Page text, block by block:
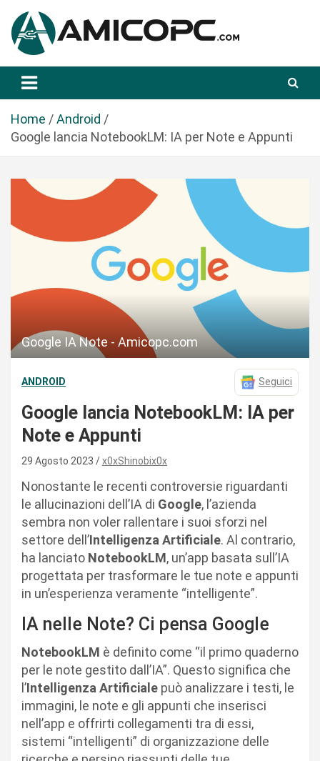
a
Amicopc.com
Home
Android
Google lancia NotebookLM: IA per Note e Appunti
Google IA Note - Amicopc.com
ANDROID Seguici
Google lancia NotebookLM: IA per
Note e Appunti
29 Agosto 2023 x0xShinobix0x
Nonostante le recenti controversie riguardanti
le allucinazioni dell’IA di Google, l’azienda
sembra non voler rallentare i suoi sforzi nel
settore dell’Intelligenza Artificiale. Al contrario,
ha lanciato NotebookLM, un’app basata sull’IA
progettata per trasformare le tue note e appunti
in un’esperienza veramente “intelligente”.
IA nelle Note? Ci pensa Google
NotebookLM è definito come “il primo quaderno
per le note gestito dall’IA”. Questo significa che
l’Intelligenza Artificiale può analizzare i testi, le
immagini, le note e gli appunti che inserisci
nell’app e offrirti collegamenti tra di essi,
sistemi “intelligenti” di organizzazione delle